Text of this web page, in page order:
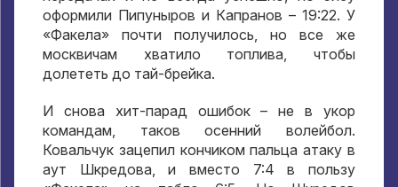
оформили Пипуныров и Капранов – 19:22. У
«Факела» почти получилось
но все же
москвичам хватило топлива ,чтобы
долететь до тай-брейка.
И снова хит-парад ошибок – не в укор
командам
таков осенний волейбол.
Ковальчук зацепил кончиком пальца атаку в
аут Шкредова ,и вместо 7:4в пользу